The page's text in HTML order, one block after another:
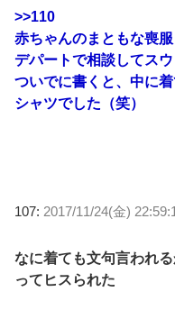
>>110
赤ちゃんのまともな喪
デパートで相談してス
ついでに書くと、中に
シャツでした（笑）
107: 2017/11/24(金)
なに着ても文句言われ
ってヒスられた